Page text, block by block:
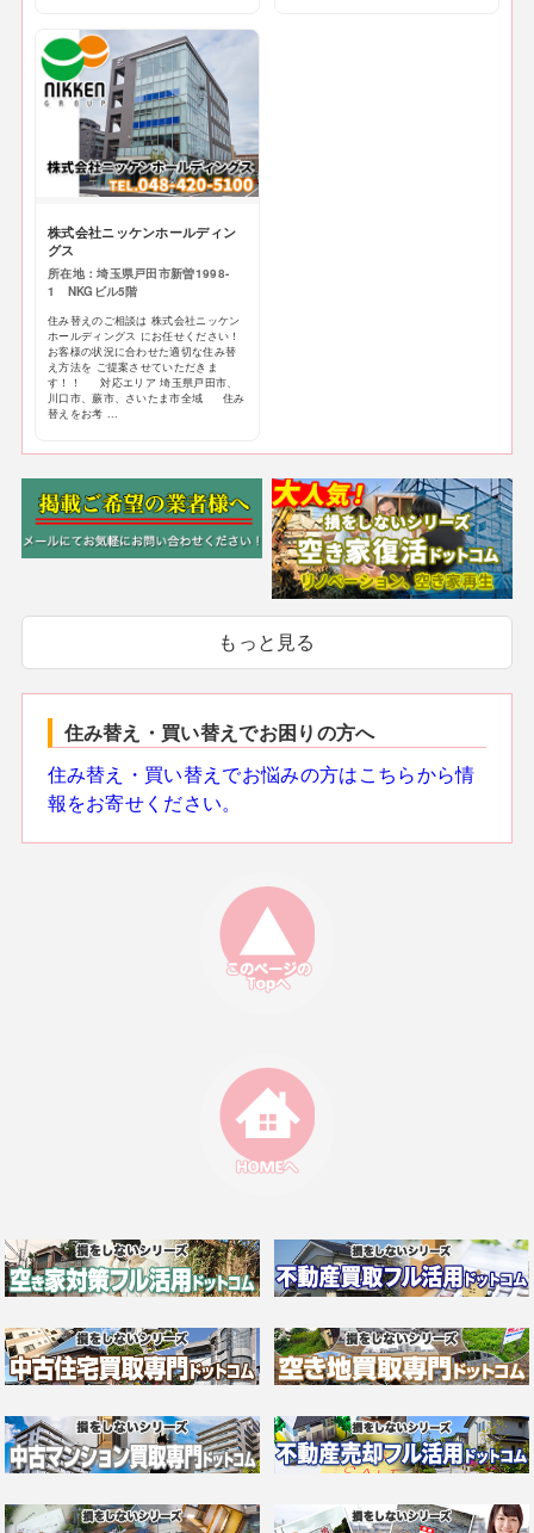
株式会社ニッケンホールディン
グス
所在地：埼玉県戸田市新曽1998-
1 NKGビル5階
住み替えのご相談は 株式会社ニッケン
ホールディングス にお任せください！
お客様の状況に合わせた適切な住み替
え方法を ご提案させていただきま
す！！ 対応エリア 埼玉県戸田市、
川口市、蕨市、さいたま市全域 住み
替えをお考 ...
もっと見る
住み替え・買い替えでお困りの方へ
住み替え・買い替えでお悩みの方はこちらから情
報をお寄せください。